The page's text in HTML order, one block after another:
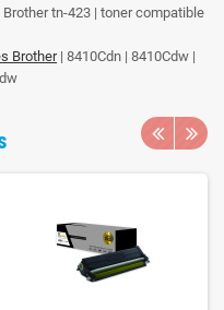
tn-423 | toner compatible
Brother| 8410Cdn | 8410Cdw |